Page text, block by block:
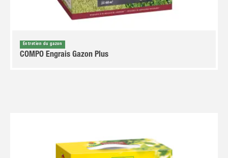
Entretien du gazon
COMPO Engrais Gazon Plus